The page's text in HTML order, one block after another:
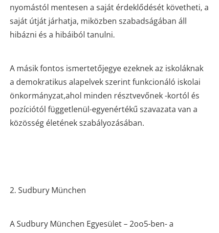
nyomástól mentesen a saját érdeklődését követheti, a
saját útját járhatja, miközben szabadságában áll
hibázni és a hibáiból tanulni.
A másik fontos ismertetőjegye ezeknek az iskoláknak
a demokratikus alapelvek szerint funkcionáló iskolai
önkormányzat,ahol minden résztvevőnek -kortól és
pozíciótól függetlenül-egyenértékű szavazata van a
közösség életének szabályozásában.
2. Sudbury München
A Sudbury München Egyesület – 2oo5-ben- a